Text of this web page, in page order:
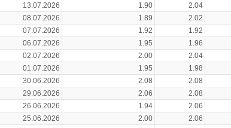
13.07.2026
1.90 2.04
08.07.2026
1.89 2.02
07.07.2026
1.92 1.92
06.07.2026
1.95 1.96
02.07.2026
2.00 2.04
01.07.2026
1.95 1.98
30.06.2026
2.08 2.08
29.06.2026
2.06 2.08
26.06.2026
1.94 2.06
25.06.2026
2.00 2.06